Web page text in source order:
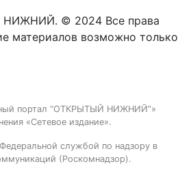
НИЖНИЙ. © 2024 Все права
материалов возможно только
портал “ОТКРЫТЫЙ НИЖНИЙ”»
«Сетевое издание».
службой по надзору в
(Роскомнадзор).